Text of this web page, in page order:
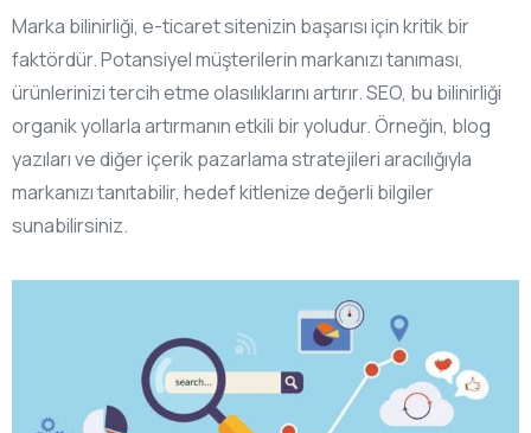
Marka bilinirliği, e-ticaret sitenizin başarısı için kritik bir
faktördür. Potansiyel müşterilerin markanızı tanıması,
ürünlerinizi tercih etme olasılıklarını artırır. SEO, bu bilinirliği
organik yollarla artırmanın etkili bir yoludur. Örneğin, blog
yazıları ve diğer içerik pazarlama stratejileri aracılığıyla
markanızı tanıtabilir, hedef kitlenize değerli bilgiler
sunabilirsiniz.